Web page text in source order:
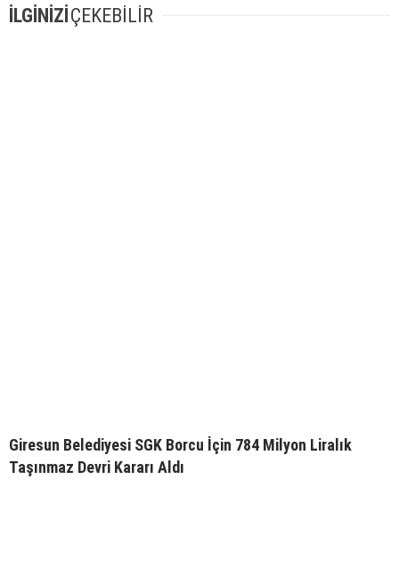
İLGİNİZİÇEKEBİLİR
Giresun Belediyesi SGK Borcu İçin 784 Milyon Liralık
Taşınmaz Devri Kararı Aldı